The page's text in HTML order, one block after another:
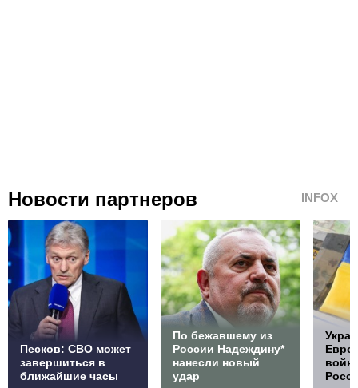
Новости партнеров INFOX
Песков: СВО может
завершиться в
ближайшие часы
По бежавшему из
России Надеждину*
нанесли новый
удар